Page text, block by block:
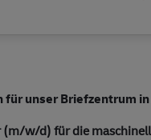
für unser Briefzentrum
w/d) für die